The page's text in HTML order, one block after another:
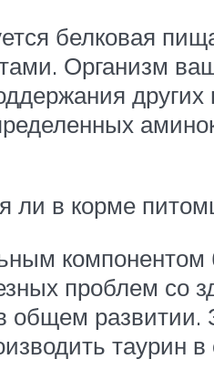
белковая
Организм
в корме
проблем со
общем
таурин